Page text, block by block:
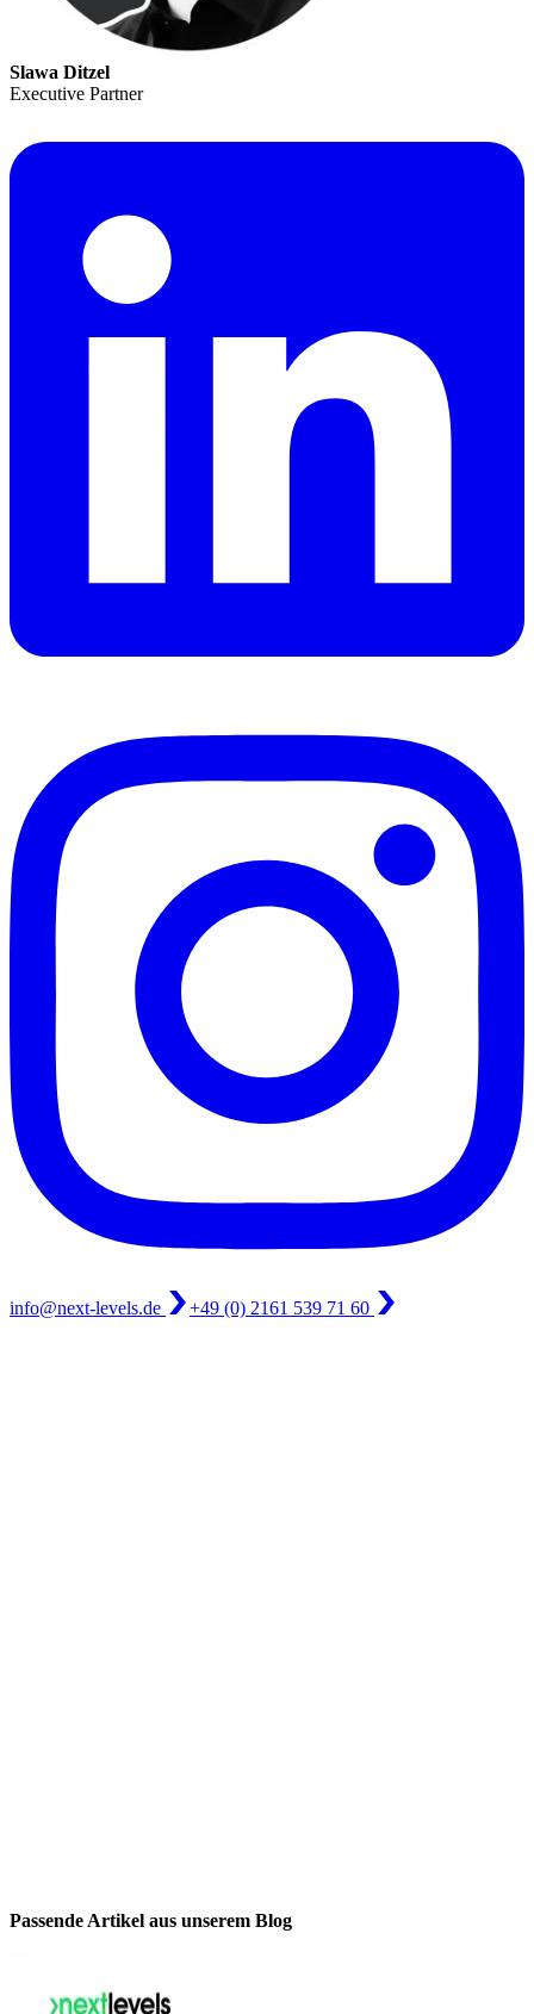
Slawa Ditzel
Executive Partner
info@next-levels.de +49 (0) 2161 539 71 60
Passende Artikel aus unserem Blog